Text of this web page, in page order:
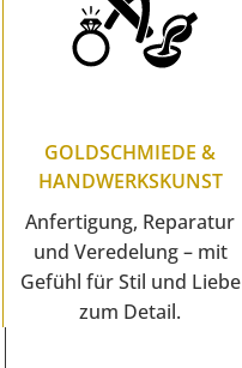
GOLDSCHMIEDE &
HANDWERKSKUNST
Anfertigung, Reparatur
und Veredelung – mit
Gefühl für Stil und Liebe
zum Detail.